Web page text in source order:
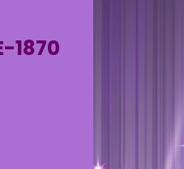
1870